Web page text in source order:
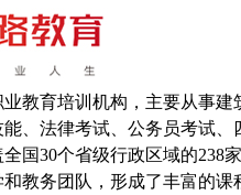
教育培训机构，主要从事建
、法律考试、公务员考试、
国30个省级行政区域的238
教务团队，形成了丰富的课